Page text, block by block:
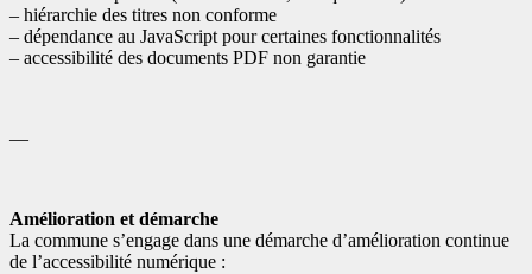
– hiérarchie des titres non conforme
– dépendance au JavaScript pour certaines fonctionnalités
– accessibilité des documents PDF non garantie
—
Amélioration et démarche
La commune s’engage dans une démarche d’amélioration continue
de l’accessibilité numérique :